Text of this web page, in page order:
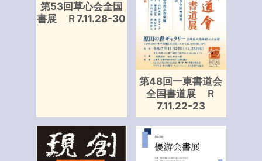
第53回草心会全国
書展 Ｒ7.11.28-30
第48回一東書道会
全国書道展 Ｒ
7.11.22-23